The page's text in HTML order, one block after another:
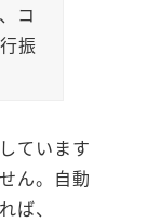
コ
振
ています
ん。自動
ば、